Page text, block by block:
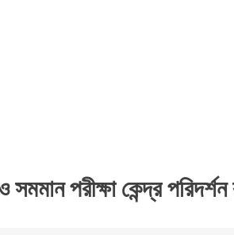
পরীক্ষা কেন্দ্র